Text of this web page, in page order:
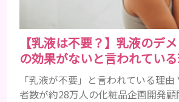
【乳液は不要？】乳液のデ
の効果がないと言われている
「乳液が不要」と言われている理
者数が約28万人の化粧品企画開発